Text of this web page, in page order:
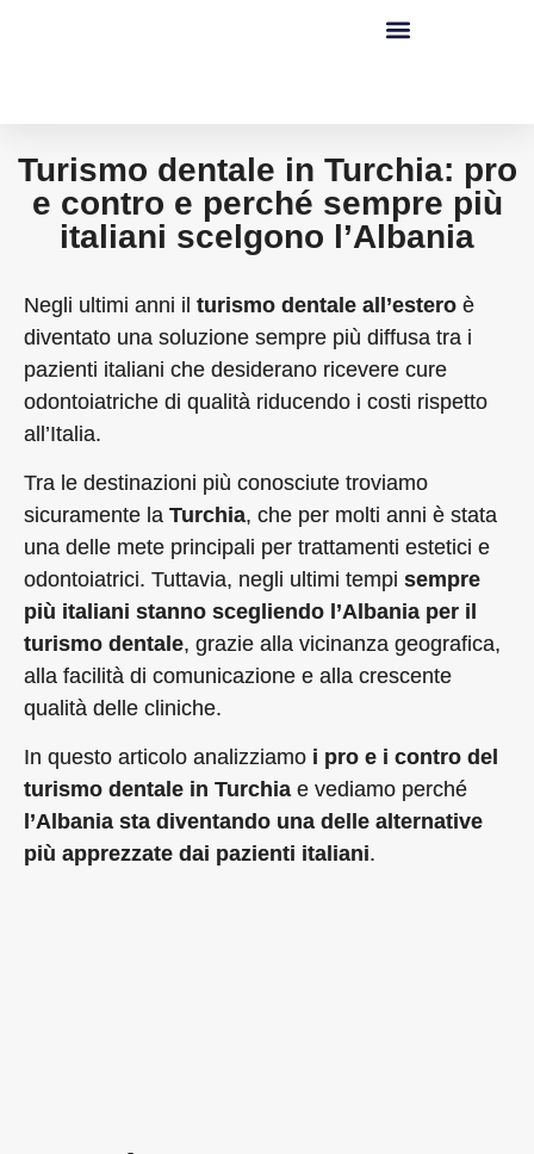
Turismo dentale in Turchia: pro
e contro e perché sempre più
italiani scelgono l’Albania
Negli ultimi anni il turismo dentale all’estero è
diventato una soluzione sempre più diffusa tra i
pazienti italiani che desiderano ricevere cure
odontoiatriche di qualità riducendo i costi rispetto
all’Italia.
Tra le destinazioni più conosciute troviamo
sicuramente la Turchia, che per molti anni è stata
una delle mete principali per trattamenti estetici e
odontoiatrici. Tuttavia, negli ultimi tempi sempre
più italiani stanno scegliendo l’Albania per il
turismo dentale, grazie alla vicinanza geografica,
alla facilità di comunicazione e alla crescente
qualità delle cliniche.
In questo articolo analizziamo i pro e i contro del
turismo dentale in Turchiae vediamo perché
l’Albania sta diventando una delle alternative
più apprezzate dai pazienti italiani.